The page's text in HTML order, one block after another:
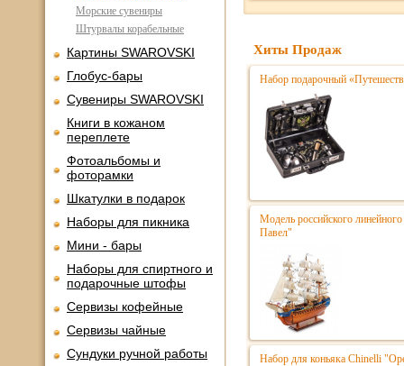
Морские сувениры
Штурвалы корабельные
Картины SWAROVSKI
Глобус-бары
Сувениры SWAROVSKI
Книги в кожаном
переплете
Фотоальбомы и
фоторамки
Шкатулки в подарок
Наборы для пикника
Мини - бары
Наборы для спиртного и
подарочные штофы
Сервизы кофейные
Сервизы чайные
Сундуки ручной работы
Хиты Продаж
Набор подарочный
Модель российского
Павел"
Набор для коньяка Chinelli